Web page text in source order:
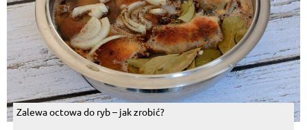
Zalewa octowa do ryb – jak zrobić?